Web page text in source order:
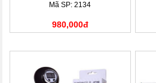
Mã SP: 2134
980,000đ